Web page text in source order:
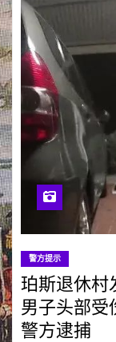
警方提示
珀斯退休村
男子头部受
警方逮捕